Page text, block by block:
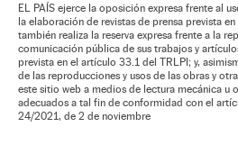
EL PAÍS ejerce la oposición expresa frente al
la elaboración de revistas de prensa prevista
también realiza la reserva expresa frente a la
comunicación pública de sus trabajos y
prevista en el artículo 33.1 del TRLPI; y,
de las reproducciones y usos de las obras y
este sitio web a medios de lectura mecánica u
adecuados a tal fin de conformidad con el
24/2021, de 2 de noviembre